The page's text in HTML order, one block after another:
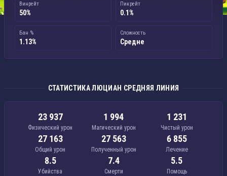
Винрейт
50%
Пикрейт
0.1%
Бан %
1.13%
Сложность
Средне
СТАТИСТИКА ЛЮЦИАН СРЕДНЯЯ ЛИНИЯ
23 937
Физический урон
1 994
Магический урон
1 231
Чистый урон
27 163
Общий урон
27 563
Полученный урон
6 855
Лечение
8.5
Убийства
7.4
Смерти
5.5
Помощь